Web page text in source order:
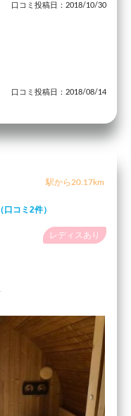
口コミ投稿日：2018/10/30
口コミ投稿日：2018/08/14
駅から20.17km
（口コミ2件）
レディスあり